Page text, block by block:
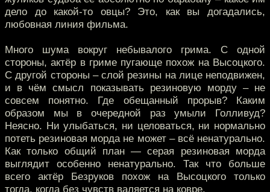
дело до какой-то овцы? Это, как вы догадались,
любовная линия фильма.
Много шума вокруг небывалого грима. С одной
стороны, актёр в гриме пугающе похож на Высоцкого.
С другой стороны – слой резины на лице неподвижен,
и в чём смысл показывать резиновую морду – не
совсем понятно. Где обещанный прорыв? Каким
образом мы в очередной раз умыли Голливуд?
Неясно. Ни улыбаться, ни целоваться, ни нормально
потеть резиновая морда не может – всё ненатурально.
Как только общий план — серая резиновая морда
выглядит особенно ненатурально. Так что больше
всего актёр Безруков похож на Высоцкого только
тогда, когда без чувств валяется на ковре.